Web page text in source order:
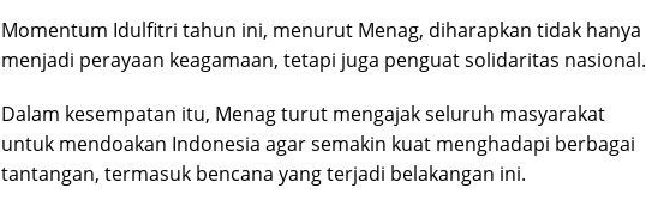
Momentum Idulfitri tahun ini, menurut Menag, diharapkan tidak hanya
menjadi perayaan keagamaan, tetapi juga penguat solidaritas nasional.
Dalam kesempatan itu, Menag turut mengajak seluruh masyarakat
untuk mendoakan Indonesia agar semakin kuat menghadapi berbagai
tantangan, termasuk bencana yang terjadi belakangan ini.